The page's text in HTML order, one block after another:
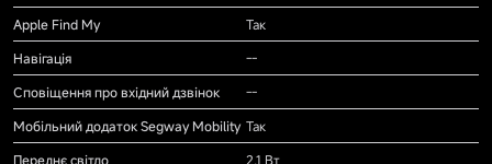
Apple Find My
Так
Навігація
--
Сповіщення про вхідний дзвінок
--
Мобільний додаток Segway Mobility Так
Переднє світло
2,1 Вт